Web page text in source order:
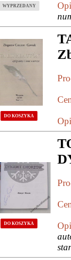
WYPRZEDANY
DO KOSZYKA
DO KOSZYKA